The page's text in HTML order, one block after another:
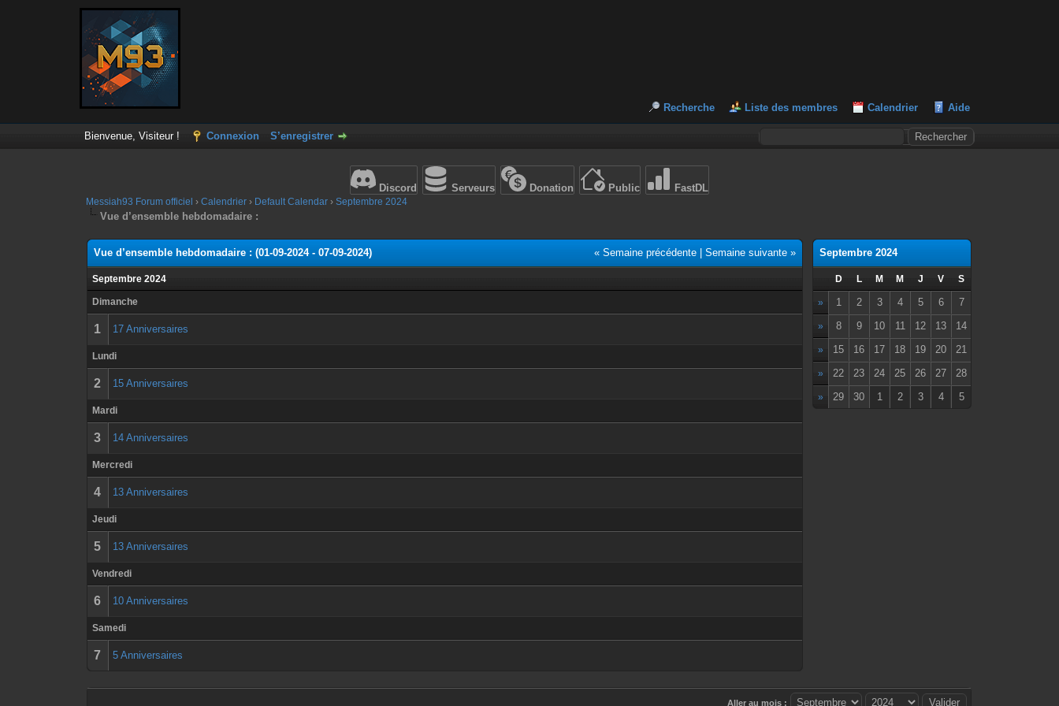
Recherche Liste des membres Calendrier Aide
Bienvenue, Visiteur ! Connexion S’enregistrer
Discord Serveurs Donation Public FastDL
Messiah93 Forum officiel ›Calendrier › Default Calendar ›Septembre 2024
Vue d’ensemble hebdomadaire :
« Semaine précédente |Semaine suivante »
Vue d’ensemble hebdomadaire : (01-09-2024 - 07-09-2024)
Septembre 2024
Dimanche
1 17 Anniversaires
Lundi
2 15 Anniversaires
Mardi
3 14 Anniversaires
Mercredi
4 13 Anniversaires
Jeudi
5 13 Anniversaires
Vendredi
6 10 Anniversaires
Samedi
7 5 Anniversaires
Septembre 2024
D L M M J V S
» 1 2 3 4 5 6 7
» 8 9 10 11 12 13 14
» 15 16 17 18 19 20 21
» 22 23 24 25 26 27 28
» 29 30 1 2 3 4 5
Aller au mois :